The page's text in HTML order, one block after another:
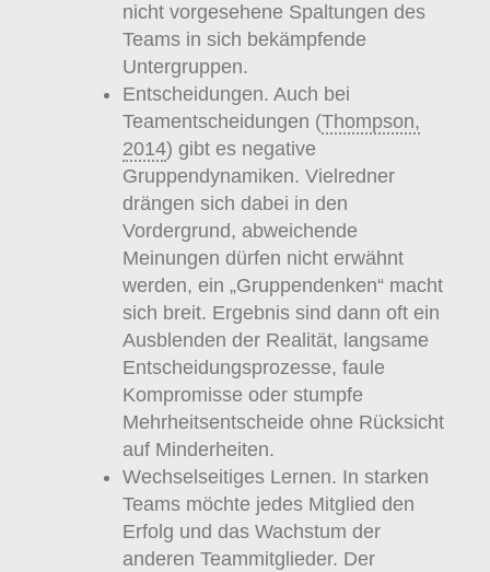
nicht vorgesehene Spaltungen des
Teams in sich bekämpfende
Untergruppen.
Entscheidungen. Auch bei
Teamentscheidungen (Thompson,
2014) gibt es negative
Gruppendynamiken. Vielredner
drängen sich dabei in den
Vordergrund, abweichende
Meinungen dürfen nicht erwähnt
werden, ein „Gruppendenken“ macht
sich breit. Ergebnis sind dann oft ein
Ausblenden der Realität, langsame
Entscheidungsprozesse, faule
Kompromisse oder stumpfe
Mehrheitsentscheide ohne Rücksicht
auf Minderheiten.
Wechselseitiges Lernen. In starken
Teams möchte jedes Mitglied den
Erfolg und das Wachstum der
anderen Teammitglieder. Der